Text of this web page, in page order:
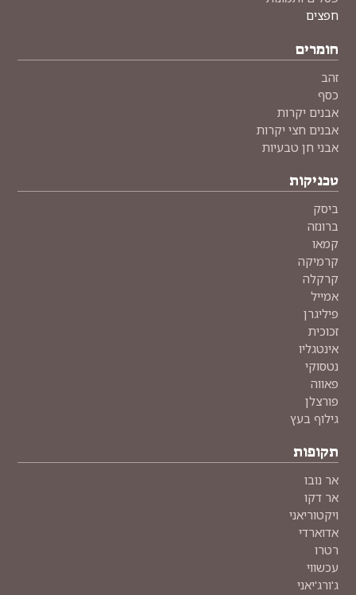
חפצים
חומרים
זהב
כסף
אבנים יקרות
אבנים חצי יקרות
אבני חן טבעיות
טכניקות
ביסק
ברונזה
קמאו
קרמיקה
קרקלה
אמייל
פיליגרן
זכוכית
אינטגליו
נטסוקי
פאווה
פורצלן
גילוף בעץ
תקופות
אר נובו
אר דקו
ויקטוריאני
אדוארדי
רטרו
עכשווי
ג'ורג'יאני